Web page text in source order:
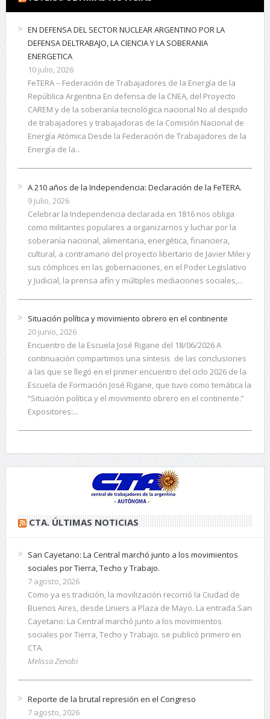
EN DEFENSA DEL SECTOR NUCLEAR ARGENTINO POR LA
DEFENSA DELTRABAJO, LA CIENCIA Y LA SOBERANIA
ENERGETICA
10 julio, 2026
FeTERA – Federación de Trabajadores de la Energía de la
República Argentina En defensa de la CNEA, del Proyecto
CAREM y de la soberanía tecnológica nacional No al despido
de trabajadores y trabajadoras de la Comisión Nacional de
Energía Atómica Desde la Federación de Trabajadores de la
Energía de la...
A 210 años de la Independencia: Declaración de la FeTERA.
9 julio, 2026
Celebrar la Independencia declarada en 1816 nos obliga
como militantes populares a organizarnos y luchar por la
soberanía nacional, alimentaria, energética, financiera,
cultural, a contramano del proyecto libertario de Javier Milei y
sus cómplices en las gobernaciones, en el Poder Legislativo
y Judicial, la prensa afín y múltiples mediaciones sociales,...
Situación política y movimiento obrero en el continente
20 junio, 2026
Encuentro de la Escuela José Rigane del 18/06/2026 A
continuación compartimos una síntesis de las conclusiones
a las que se llegó en el primer encuentro del ciclo 2026 de la
Escuela de Formación José Rigane, que tuvo como temática la
“Situación política y el movimiento obrero en el continente.”
Expositores:...
CTA. ÚLTIMAS NOTICIAS
San Cayetano: La Central marchó junto a los movimientos
sociales por Tierra, Techo y Trabajo.
7 agosto, 2026
Como ya es tradición, la movilización recorrió la Ciudad de
Buenos Aires, desde Liniers a Plaza de Mayo. La entrada San
Cayetano: La Central marchó junto a los movimientos
sociales por Tierra, Techo y Trabajo. se publicó primero en
CTA.
Melissa Zenobi
Reporte de la brutal represión en el Congreso
7 agosto, 2026